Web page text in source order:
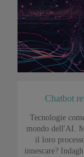
Chatbot
Tecnologie
mondo dell'AI.
il loro
innescare?